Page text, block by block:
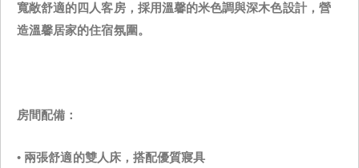
寬敞舒適的四人客房，採用溫馨的米色調與深木色設計，營
造溫馨居家的住宿氛圍。
房間配備：
•兩張舒適的雙人床，搭配優質寢具